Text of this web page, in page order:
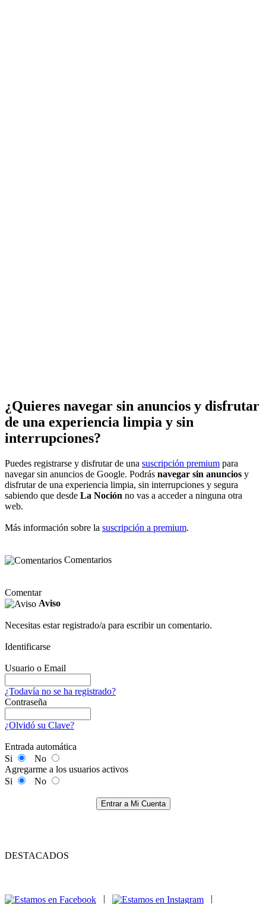
¿Quieres navegar sin anuncios y disfrutar
de una experiencia limpia y sin
interrupciones?
Puedes registrarse y disfrutar de una suscripción premium para
navegar sin anuncios de Google. Podrás navegar sin anuncios y
disfrutar de una experiencia limpia, sin interrupciones y segura
sabiendo que desde La Noción no vas a acceder a ninguna otra
web.
Más información sobre la suscripción a premium.
Comentarios
Comentar
Aviso
Necesitas estar registrado/a para escribir un comentario.
Identificarse
Usuario o Email
¿Todavía no se ha registrado?
Contraseña
¿Olvidó su Clave?
Entrada automática
Si
No
Agregarme a los usuarios activos
Si
No
Entrar a Mi Cuenta
DESTACADOS